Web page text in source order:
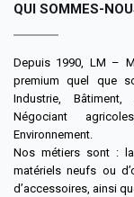
QUI SOMMES-
Depuis 1990, LM –
premium quel que
Industrie, Bâtiment,
Négociant
Environnement.
Nos métiers sont :
matériels neufs ou
d’accessoires, ainsi